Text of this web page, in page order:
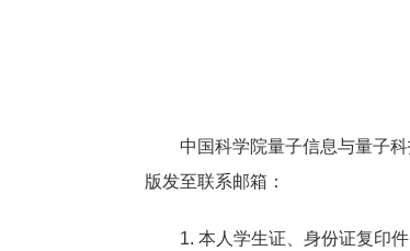
中国科学院量子信息与量子科
版发至联系邮箱：
1. 本人学生证、身份证复印件